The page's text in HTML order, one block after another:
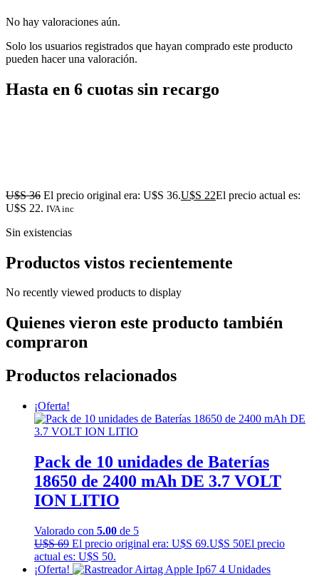
No hay valoraciones aún.
Solo los usuarios registrados que hayan comprado este producto
pueden hacer una valoración.
Hasta en 6 cuotas sin recargo
U$S36 El precio original era: U$S 36.U$S 22El precio actual es:
U$S 22. IVA inc
Sin existencias
Productos vistos recientemente
No recently viewed products to display
Quienes vieron este producto también
compraron
Productos relacionados
¡Oferta!
Pack de 10 unidades de Baterías
18650 de 2400 mAh DE 3.7 VOLT
ION LITIO
Valorado con 5.00 de 5
U$S69 El precio original era: U$S 69.U$S 50El precio
actual es: U$S 50.
¡Oferta!